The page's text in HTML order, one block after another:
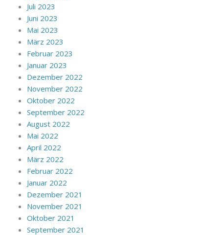
Juli 2023
Juni 2023
Mai 2023
März 2023
Februar 2023
Januar 2023
Dezember 2022
November 2022
Oktober 2022
September 2022
August 2022
Mai 2022
April 2022
März 2022
Februar 2022
Januar 2022
Dezember 2021
November 2021
Oktober 2021
September 2021